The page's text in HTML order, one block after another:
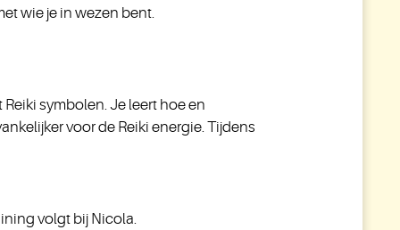
wie je in wezen bent.
symbolen. Je leert hoe en
voor de Reiki energie. Tijdens
volgt bij Nicola.